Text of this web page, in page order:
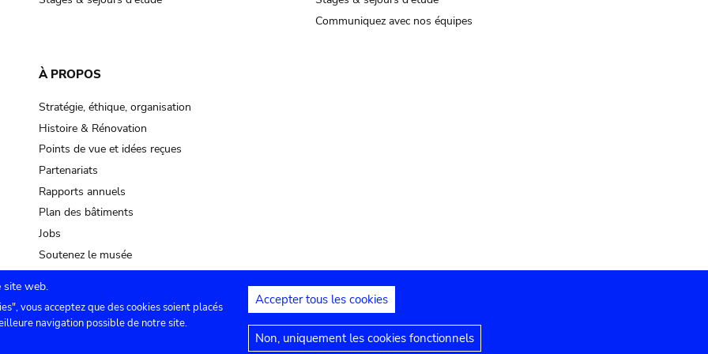
Communiquez avec nos équipes
À PROPOS
Stratégie, éthique, organisation
Histoire & Rénovation
Points de vue et idées reçues
Partenariats
Rapports annuels
Plan des bâtiments
Jobs
Soutenez le musée
Contact Paramètres de confidentialité Mentions juridiques Déclaration d'accessibilité
site web.
vous acceptez que des cookies soient placés
navigation possible de notre site.
Accepter tous les cookies
Non, uniquement les cookies fonctionnels